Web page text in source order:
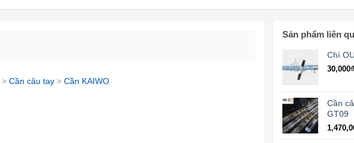
> Cần câu tay > Cần KAIWO
Sản phẩm liên
Chì
30,000₫
Cần
GT09